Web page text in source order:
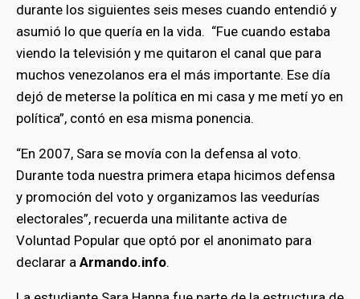
durante los siguientes seis meses cuando entendió y
asumió lo que quería en la vida. “Fue cuando estaba
viendo la televisión y me quitaron el canal que para
muchos venezolanos era el más importante. Ese día
dejó de meterse la política en mi casa y me metí yo en
política”, contó en esa misma ponencia.
“En 2007, Sara se movía con la defensa al voto.
Durante toda nuestra primera etapa hicimos defensa
y promoción del voto y organizamos las veedurías
electorales”, recuerda una militante activa de
Voluntad Popular que optó por el anonimato para
declarar a Armando.info.